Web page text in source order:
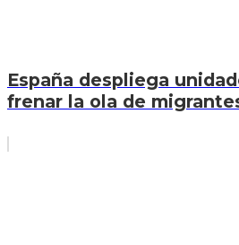
España despliega
frenar la ola de